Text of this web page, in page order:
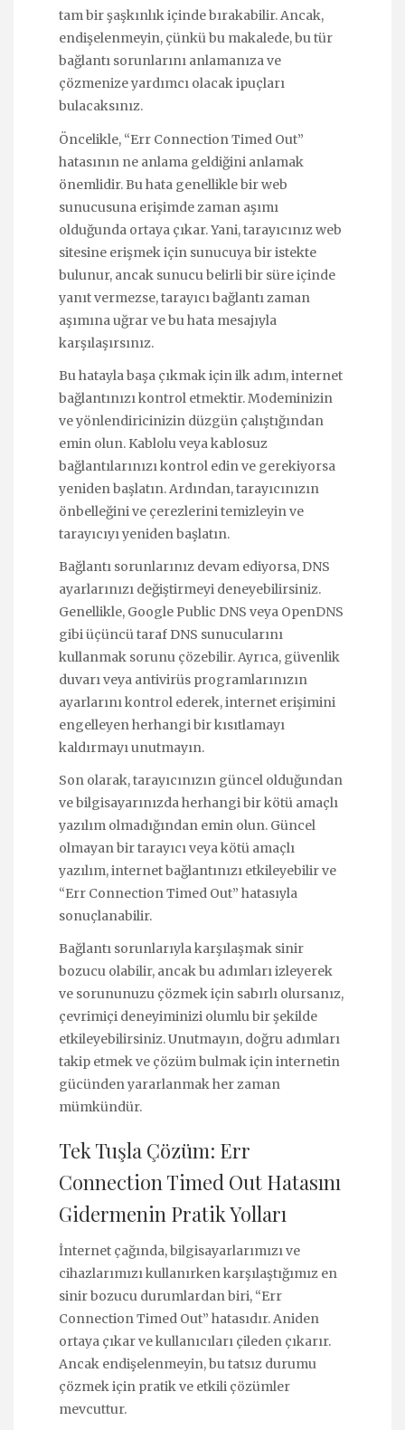
tam bir şaşkınlık içinde bırakabilir. Ancak,
endişelenmeyin, çünkü bu makalede, bu tür
bağlantı sorunlarını anlamanıza ve
çözmenize yardımcı olacak ipuçları
bulacaksınız.
Öncelikle, “Err Connection Timed Out”
hatasının ne anlama geldiğini anlamak
önemlidir. Bu hata genellikle bir web
sunucusuna erişimde zaman aşımı
olduğunda ortaya çıkar. Yani, tarayıcınız web
sitesine erişmek için sunucuya bir istekte
bulunur, ancak sunucu belirli bir süre içinde
yanıt vermezse, tarayıcı bağlantı zaman
aşımına uğrar ve bu hata mesajıyla
karşılaşırsınız.
Bu hatayla başa çıkmak için ilk adım, internet
bağlantınızı kontrol etmektir. Modeminizin
ve yönlendiricinizin düzgün çalıştığından
emin olun. Kablolu veya kablosuz
bağlantılarınızı kontrol edin ve gerekiyorsa
yeniden başlatın. Ardından, tarayıcınızın
önbelleğini ve çerezlerini temizleyin ve
tarayıcıyı yeniden başlatın.
Bağlantı sorunlarınız devam ediyorsa, DNS
ayarlarınızı değiştirmeyi deneyebilirsiniz.
Genellikle, Google Public DNS veya OpenDNS
gibi üçüncü taraf DNS sunucularını
kullanmak sorunu çözebilir. Ayrıca, güvenlik
duvarı veya antivirüs programlarınızın
ayarlarını kontrol ederek, internet erişimini
engelleyen herhangi bir kısıtlamayı
kaldırmayı unutmayın.
Son olarak, tarayıcınızın güncel olduğundan
ve bilgisayarınızda herhangi bir kötü amaçlı
yazılım olmadığından emin olun. Güncel
olmayan bir tarayıcı veya kötü amaçlı
yazılım, internet bağlantınızı etkileyebilir ve
“Err Connection Timed Out” hatasıyla
sonuçlanabilir.
Bağlantı sorunlarıyla karşılaşmak sinir
bozucu olabilir, ancak bu adımları izleyerek
ve sorununuzu çözmek için sabırlı olursanız,
çevrimiçi deneyiminizi olumlu bir şekilde
etkileyebilirsiniz. Unutmayın, doğru adımları
takip etmek ve çözüm bulmak için internetin
gücünden yararlanmak her zaman
mümkündür.
Tek Tuşla Çözüm: Err
Connection Timed Out Hatasını
Gidermenin Pratik Yolları
İnternet çağında, bilgisayarlarımızı ve
cihazlarımızı kullanırken karşılaştığımız en
sinir bozucu durumlardan biri, “Err
Connection Timed Out” hatasıdır. Aniden
ortaya çıkar ve kullanıcıları çileden çıkarır.
Ancak endişelenmeyin, bu tatsız durumu
çözmek için pratik ve etkili çözümler
mevcuttur.